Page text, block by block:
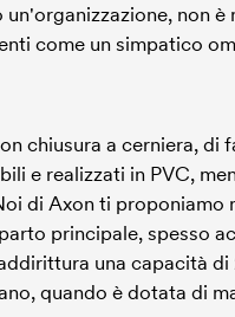
non
come un simpatico
chiusura a cerniera,
e realizzati in PVC,
di Axon ti
principale, spesso
una capacità
quando è dotata di